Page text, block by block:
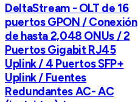
DeltaStream - OLT de 16
puertos GPON / Conexión
de hasta 2,048 ONUs / 2
Puertos Gigabit RJ45
Uplink / 4 Puertos SFP+
Uplink / Fuentes
Redundantes AC- AC